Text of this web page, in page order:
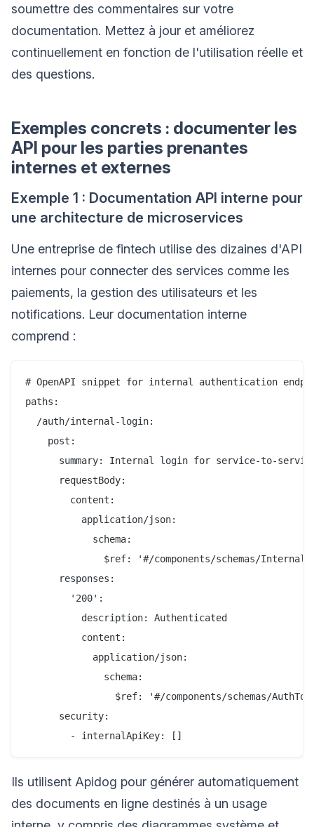
soumettre des commentaires sur votre
documentation. Mettez à jour et améliorez
continuellement en fonction de l'utilisation réelle et
des questions.
Exemples concrets : documenter les
API pour les parties prenantes
internes et externes
Exemple 1 : Documentation API interne pour
une architecture de microservices
Une entreprise de fintech utilise des dizaines d'API
internes pour connecter des services comme les
paiements, la gestion des utilisateurs et les
notifications. Leur documentation interne
comprend :
# OpenAPI snippet for internal authentication
paths:
  /auth/internal-login:
    post:
summary: Internal login for service-to-
      requestBody:
        content:
          application/json:
            schema:
$ref: '#/components/schemas/
      responses:
        '200':
          description: Authenticated
          content:
            application/json:
              schema:
$ref: '#/components/schemas/
      security:
Ils utilisent Apidog pour générer automatiquement
des documents en ligne destinés à un usage